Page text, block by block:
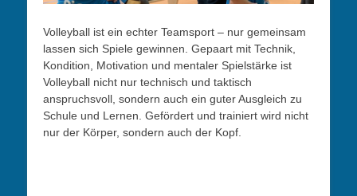
Volleyball ist ein echter Teamsport – nur gemeinsam
lassen sich Spiele gewinnen. Gepaart mit Technik,
Kondition, Motivation und mentaler Spielstärke ist
Volleyball nicht nur technisch und taktisch
anspruchsvoll, sondern auch ein guter Ausgleich zu
Schule und Lernen. Gefördert und trainiert wird nicht
nur der Körper, sondern auch der Kopf.